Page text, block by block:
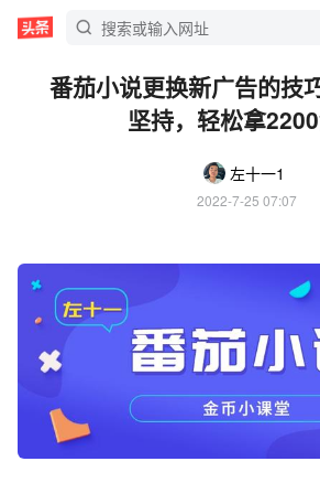
番茄小说更换新广告的技
坚持，轻松拿
左十一1
2022-7-25 07:07